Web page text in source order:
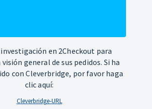
en 2Checkout para
general de sus pedidos. Si ha
con Cleverbridge, por favor haga
clic aquí:
Cleverbridge-URL